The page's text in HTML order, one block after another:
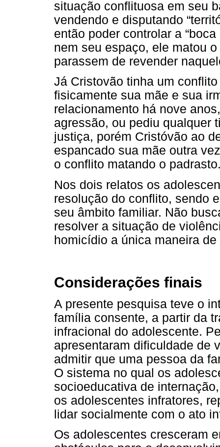
situação conflituosa em seu
vendendo e disputando
então poder controlar a
nem seu espaço, ele matou
parassem de revender
Já Cristovão tinha um
fisicamente sua mãe e sua
relacionamento há nove
agressão, ou pediu qualquer
justiça, porém Cristóvão ao
espancado sua mãe outra
o conflito matando o
Nos dois relatos os
resolução do conflito, sendo
seu âmbito familiar. Não
resolver a situação de
homicídio a única maneira
Considerações finais
A presente pesquisa teve o
família consente, a partir da
infracional do adolescente.
apresentaram dificuldade de
admitir que uma pessoa da
O sistema no qual os
socioeducativa de
os adolescentes infratores,
lidar socialmente com o ato
Os adolescentes cresceram